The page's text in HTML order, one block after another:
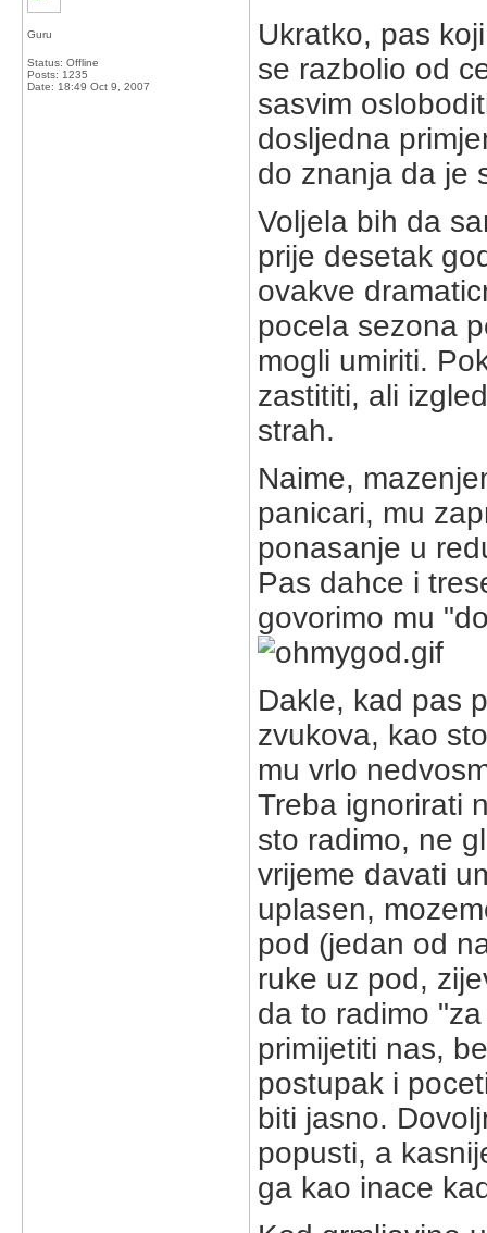
Guru
Status: Offline
Posts: 1235
Date: 18:49 Oct 9, 2007
Ukratko, pas
se razbolio od
sasvim
dosljedna
do znanja da je
Voljela bih da
prije desetak
ovakve
pocela sezona
mogli umiriti.
zastititi, ali
strah.
Naime,
panicari, mu
ponasanje u
Pas dahce i
govorimo mu
Dakle, kad pas
zvukova, kao
mu vrlo
Treba ignorirati
sto radimo, ne
vrijeme davati
uplasen,
pod (jedan od
ruke uz pod,
da to radimo
primijetiti nas,
postupak i
biti jasno.
popusti, a
ga kao inace